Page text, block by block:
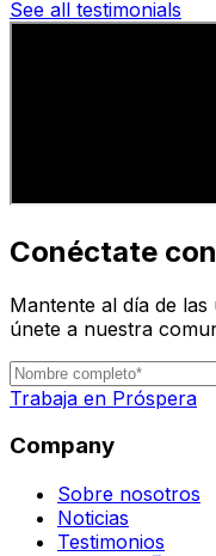
See all testimonials
Conéctate
Mantente al día de
únete a nuestra
Trabaja en Próspera
Company
Sobre nosotros
Noticias
Testimonios